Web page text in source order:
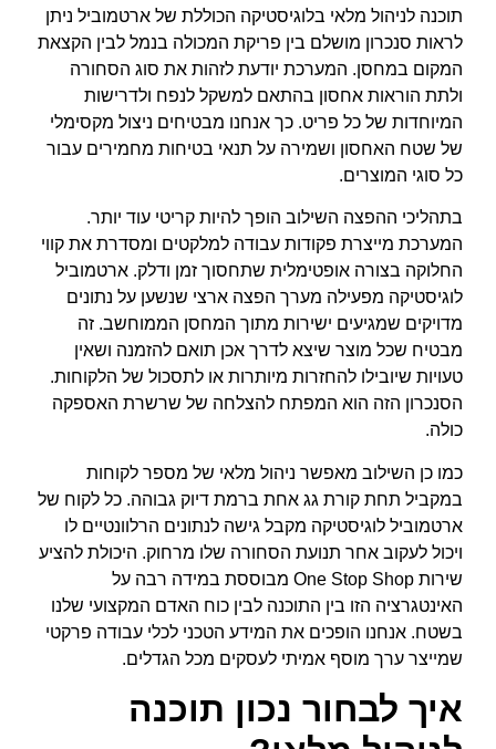
תוכנה לניהול מלאי בלוגיסטיקה הכוללת של ארטמוביל ניתן
לראות סנכרון מושלם בין פריקת המכולה בנמל לבין הקצאת
המקום במחסן. המערכת יודעת לזהות את סוג הסחורה
ולתת הוראות אחסון בהתאם למשקל לנפח ולדרישות
המיוחדות של כל פריט. כך אנחנו מבטיחים ניצול מקסימלי
של שטח האחסון ושמירה על תנאי בטיחות מחמירים עבור
כל סוגי המוצרים.
בתהליכי ההפצה השילוב הופך להיות קריטי עוד יותר.
המערכת מייצרת פקודות עבודה למלקטים ומסדרת את קווי
החלוקה בצורה אופטימלית שתחסוך זמן ודלק. ארטמוביל
לוגיסטיקה מפעילה מערך הפצה ארצי שנשען על נתונים
מדויקים שמגיעים ישירות מתוך המחסן הממוחשב. זה
מבטיח שכל מוצר שיצא לדרך אכן תואם להזמנה ושאין
טעויות שיובילו להחזרות מיותרות או לתסכול של הלקוחות.
הסנכרון הזה הוא המפתח להצלחה של שרשרת האספקה
כולה.
כמו כן השילוב מאפשר ניהול מלאי של מספר לקוחות
במקביל תחת קורת גג אחת ברמת דיוק גבוהה. כל לקוח של
ארטמוביל לוגיסטיקה מקבל גישה לנתונים הרלוונטיים לו
ויכול לעקוב אחר תנועת הסחורה שלו מרחוק. היכולת להציע
שירות One Stop Shop מבוססת במידה רבה על
האינטגרציה הזו בין התוכנה לבין כוח האדם המקצועי שלנו
בשטח. אנחנו הופכים את המידע הטכני לכלי עבודה פרקטי
שמייצר ערך מוסף אמיתי לעסקים מכל הגדלים.
איך לבחור נכון תוכנה